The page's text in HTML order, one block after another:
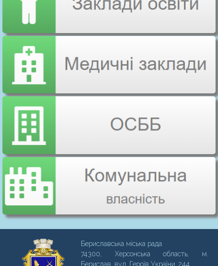
Бериславська міська рада
74300, Херсонська область, м.
Бериcлав, вул. Героїв України, 244